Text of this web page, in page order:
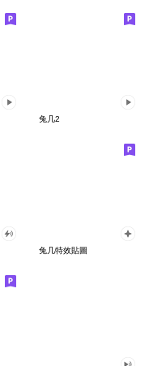
兔几2
兔几特效貼圖